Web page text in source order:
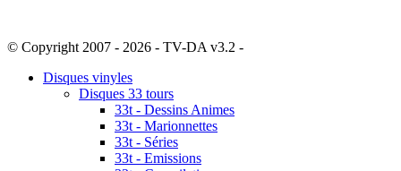
© Copyright 2007 - 2026 - TV-DA v3.2 -
Disques vinyles
Disques 33 tours
33t - Dessins Animes
33t - Marionnettes
33t - Séries
33t - Emissions